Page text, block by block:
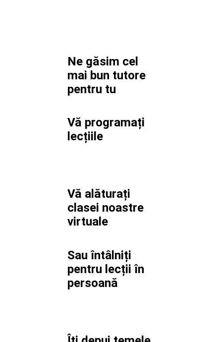
Ne găsim cel
mai bun tutore
pentru tu
Vă programați
lecțiile
Vă alăturați
clasei noastre
virtuale
Sau întâlniți
pentru lecții în
persoană